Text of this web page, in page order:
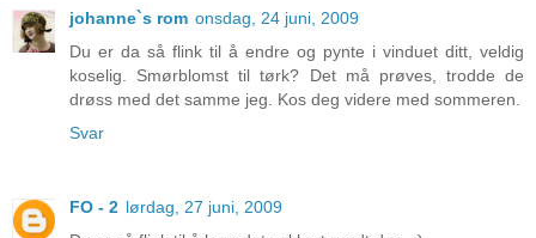
johanne`s rom onsdag, 24 juni, 2009
Du er da så flink til å endre og pynte i vinduet ditt, veldig
koselig. Smørblomst til tørk? Det må prøves, trodde de
drøss med det samme jeg. Kos deg videre med sommeren.
Svar
FO - 2 lørdag, 27 juni, 2009